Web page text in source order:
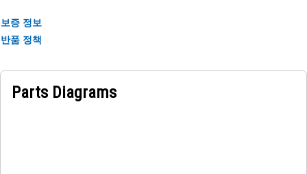
보증 정보
반품 정책
Parts Diagrams